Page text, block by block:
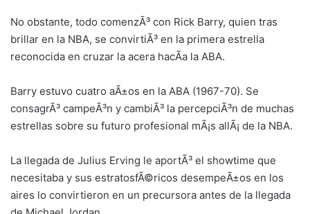
No obstante, todo comenzÃ³ con Rick Barry, quien tras
brillar en la NBA, se convirtiÃ³ en la primera estrella
reconocida en cruzar la acera hacÃ­a la ABA.
Barry estuvo cuatro aÃ±os en la ABA (1967-70). Se
consagrÃ³ campeÃ³n y cambiÃ³ la percepciÃ³n de muchas
estrellas sobre su futuro profesional mÃ¡s allÃ¡ de la NBA.
La llegada de Julius Erving le aportÃ³ el showtime que
necesitaba y sus estratosfÃ©ricos desempeÃ±os en los
aires lo convirtieron en un precursora antes de la llegada